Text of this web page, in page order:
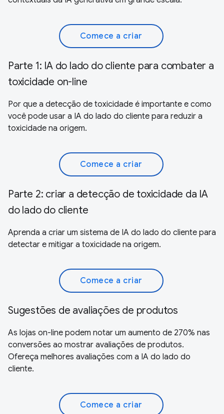
Comece a criar
Parte 1: IA do lado do cliente para combater a
toxicidade on-line
Por que a detecção de toxicidade é importante e como
você pode usar a IA do lado do cliente para reduzir a
toxicidade na origem.
Comece a criar
Parte 2: criar a detecção de toxicidade da IA
do lado do cliente
Aprenda a criar um sistema de IA do lado do cliente para
detectar e mitigar a toxicidade na origem.
Comece a criar
Sugestões de avaliações de produtos
As lojas on-line podem notar um aumento de 270% nas
conversões ao mostrar avaliações de produtos.
Ofereça melhores avaliações com a IA do lado do
cliente.
Comece a criar